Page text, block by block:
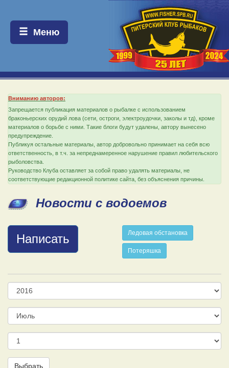
Меню:
Меню
Вниманию авторов:
Запрещается публикация материалов о рыбалке с использованием
браконьерских орудий лова (сети, остроги, электроудочки, заколы и тд), кроме
материалов о борьбе с ними. Такие блоги будут удалены, автору вынесено
предупреждение.
Публикуя остальные материалы, автор добровольно принимает на себя всю
ответственность, в т.ч. за непреднамеренное нарушение правил любительского
рыболовства.
Руководство Клуба оставляет за собой право удалять материалы, не
соответствующие редакционной политике сайта, без объяснения причины.
Новости с водоемов
Написать Ледовая обстановка
Потеряшка
Год
Месяц
День
Выбрать